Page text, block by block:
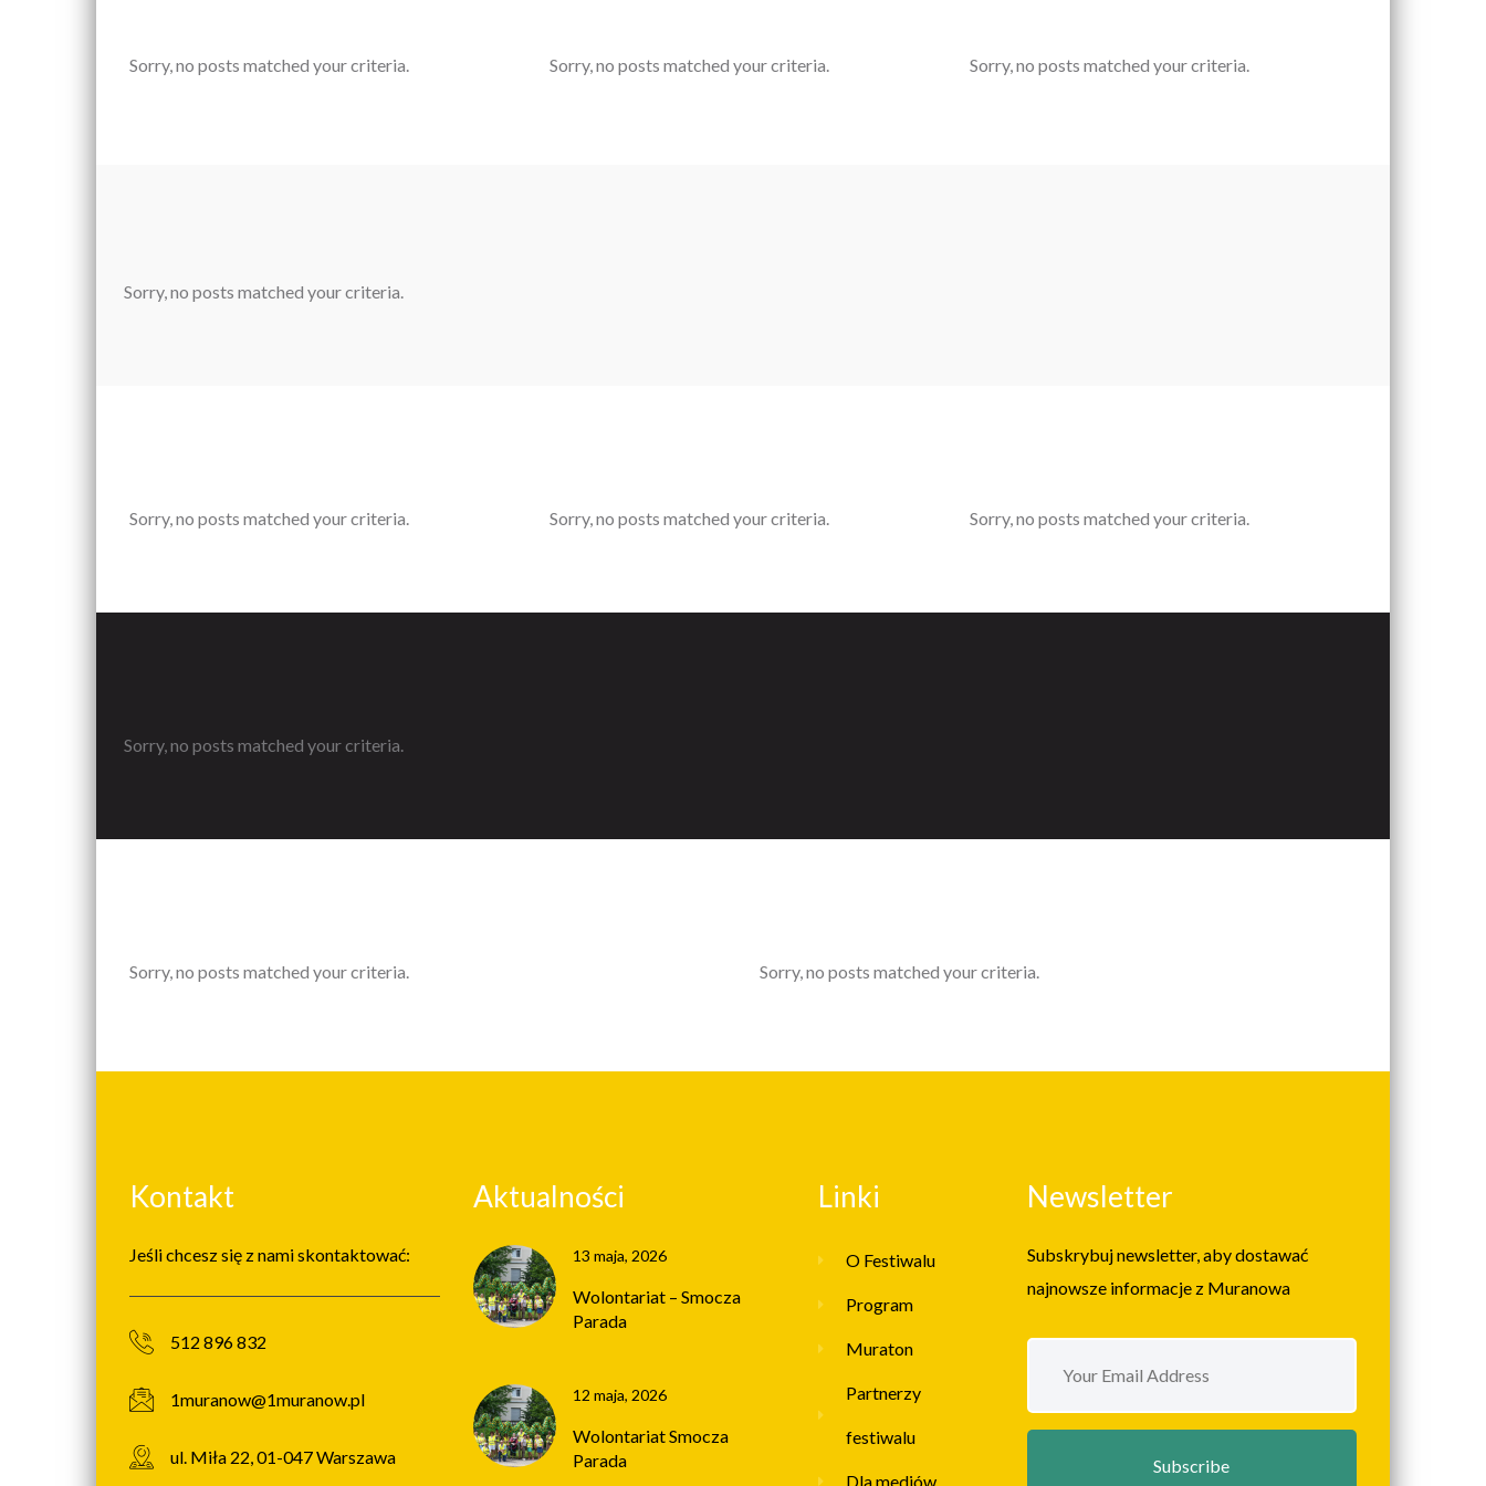
Sorry, no posts matched your criteria. Sorry, no posts matched your criteria. Sorry, no posts matched your criteria.
Sorry, no posts matched your criteria.
Sorry, no posts matched your criteria. Sorry, no posts matched your criteria. Sorry, no posts matched your criteria.
Sorry, no posts matched your criteria.
Sorry, no posts matched your criteria. Sorry, no posts matched your criteria.
Kontakt
Jeśli chcesz się z nami skontaktować:
512 896 832
1muranow@1muranow.pl
ul. Miła 22, 01-047 Warszawa
Aktualności
13 maja, 2026
Wolontariat – Smocza
Parada
12 maja, 2026
Wolontariat Smocza
Parada
Linki
O Festiwalu
Program
Muraton
Partnerzy
festiwalu
Dla mediów
Newsletter
Subskrybuj newsletter, aby dostawać
najnowsze informacje z Muranowa